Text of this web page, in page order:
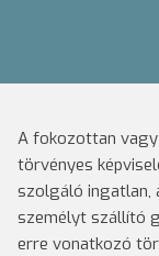
A fokozottan
törvényes
szolgáló ingatlan,
személyt szállító
erre vonatkozó